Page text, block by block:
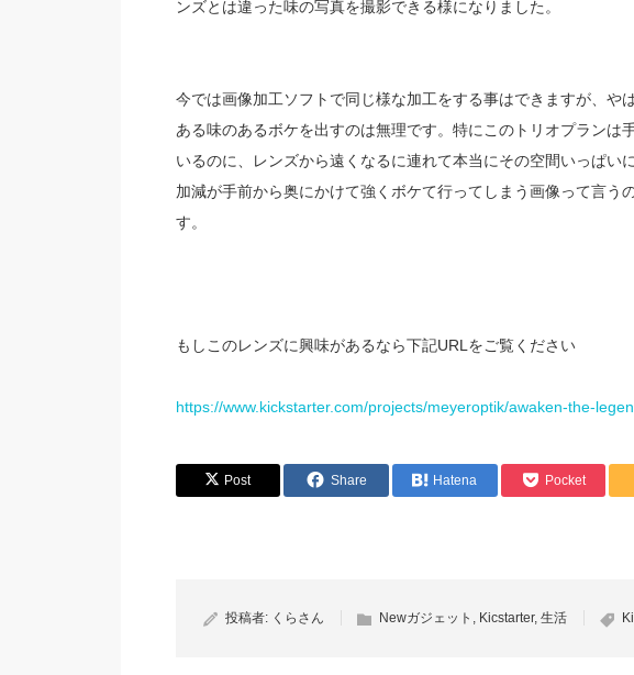
ンズとは違った味の写真を撮影できる様になりました。
今では画像加工ソフトで同じ様な加工をする事はできますが、や
ある味のあるボケを出すのは無理です。特にこのトリオプランは
いるのに、レンズから遠くなるに連れて本当にその空間いっぱい
加減が手前から奥にかけて強くボケて行ってしまう画像って言う
す。
もしこのレンズに興味があるなら下記URLをご覧ください
https://www.kickstarter.com/projects/meyeroptik/awaken-the-
Post Share Hatena Pocket
投稿者: くらさん Newガジェット , Kicstarter, 生活